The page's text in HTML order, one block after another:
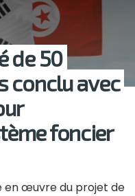
de 50
conclu avec
foncier
en œuvre du projet de